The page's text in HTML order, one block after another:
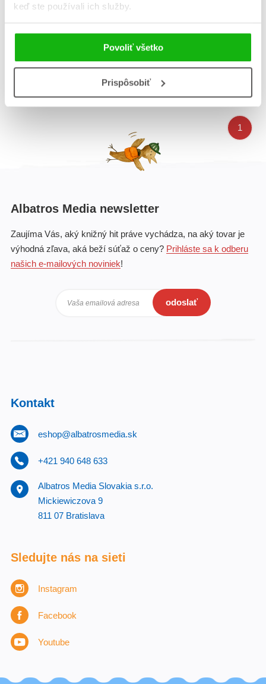
keď ste používali ich služby.
Povoliť všetko
Prispôsobiť
Neobyčejné výlety: 20
úžasných divů přírody
Neobyčejné výlety: 20
úžasných divů světa
Celkom kníh:4
1
Albatros Media newsletter
Zaujíma Vás, aký knižný hit práve vychádza, na aký tovar je
výhodná zľava, aká beží súťaž o ceny? Prihláste sa k odberu
našich e-mailových noviniek!
Vaša emailová adresa odoslať
Kontakt
eshop@albatrosmedia.sk
+421 940 648 633
Albatros Media Slovakia s.r.o.
Mickiewiczova 9
811 07 Bratislava
Sledujte nás na sieti
Instagram
Facebook
Youtube